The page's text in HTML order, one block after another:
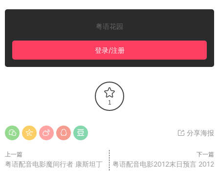
粤语花园
登录/注册
1
分享海报
上一篇
粤语配音电影魔间行者 康斯坦丁
下一篇
粤语配音电影2012末日预言 2012